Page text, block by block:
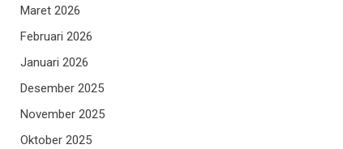
Maret 2026
Februari 2026
Januari 2026
Desember 2025
November 2025
Oktober 2025